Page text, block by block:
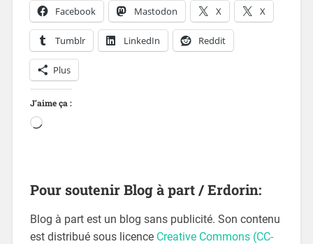
Facebook Mastodon X X
Tumblr LinkedIn Reddit
Plus
J’aime ça :
Pour soutenir Blog à part / Erdorin:
Blog à part est un blog sans publicité. Son contenu
est distribué sous licence Creative Commons (CC-